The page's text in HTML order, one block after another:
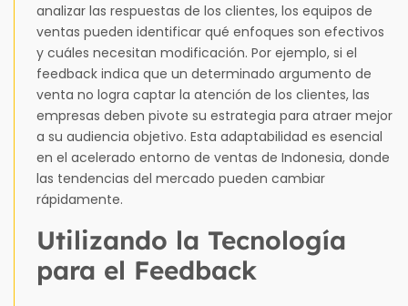
analizar las respuestas de los clientes, los equipos de
ventas pueden identificar qué enfoques son efectivos
y cuáles necesitan modificación. Por ejemplo, si el
feedback indica que un determinado argumento de
venta no logra captar la atención de los clientes, las
empresas deben pivote su estrategia para atraer mejor
a su audiencia objetivo. Esta adaptabilidad es esencial
en el acelerado entorno de ventas de Indonesia, donde
las tendencias del mercado pueden cambiar
rápidamente.
Utilizando la Tecnología
para el Feedback